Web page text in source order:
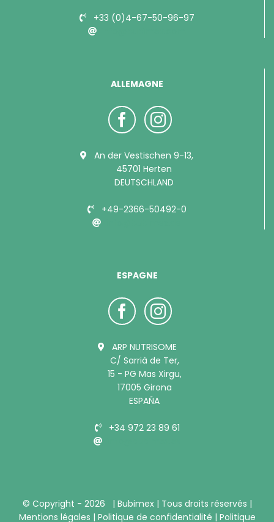
+33 (0)4-67-50-96-97
ALLEMAGNE
An der Vestischen 9-13,
45701 Herten
DEUTSCHLAND
+49-2366-50492-0
ESPAGNE
ARP NUTRISOME
C/ Sarrià de Ter,
15 - PG Mas Xirgu,
17005 Girona
ESPAÑA
+34 972 23 89 61
© Copyright - 2026 | Bubimex | Tous droits réservés |
Mentions légales | Politique de confidentialité | Politique